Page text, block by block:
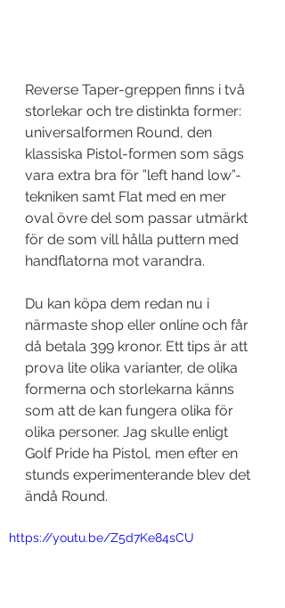
Reverse Taper-greppen finns i två
storlekar och tre distinkta former:
universalformen Round, den
klassiska Pistol-formen som sägs
vara extra bra för ”left hand low”-
tekniken samt Flat med en mer
oval övre del som passar utmärkt
för de som vill hålla puttern med
handflatorna mot varandra.
Du kan köpa dem redan nu i
närmaste shop eller online och får
då betala 399 kronor. Ett tips är att
prova lite olika varianter, de olika
formerna och storlekarna känns
som att de kan fungera olika för
olika personer. Jag skulle enligt
Golf Pride ha Pistol, men efter en
stunds experimenterande blev det
ändå Round.
https://youtu.be/Z5d7Ke84sCU